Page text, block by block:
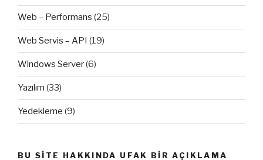
Web – Performans (25)
Web Servis – API (19)
Windows Server(6)
Yazılım (33)
Yedekleme (9)
BU SITE HAKKINDA UFAK BIR AÇIKLAMA